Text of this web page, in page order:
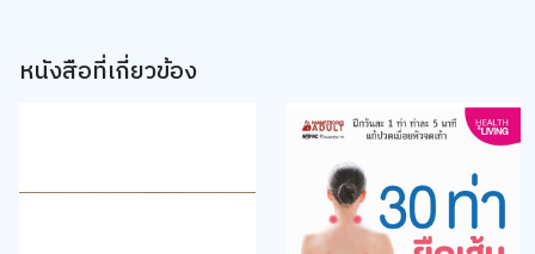
หนังสือที่เกี่ยวข้อง